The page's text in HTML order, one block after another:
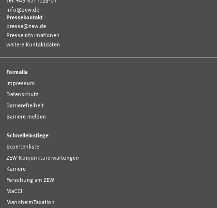
info@zew.de
Pressekontakt
presse@zew.de
Presseinformationen
weitere Kontaktdaten
Formalia
Impressum
Datenschutz
Barrierefreiheit
Barriere melden
Schnelleinstiege
Expertenliste
ZEW-Konjunkturerwartungen
Karriere
Forschung am ZEW
MaCCI
MannheimTaxation